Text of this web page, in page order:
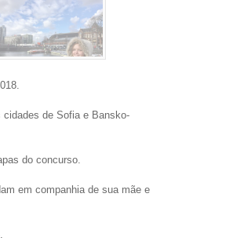
de Sofia e Bansko-
do concurso.
em companhia de sua mãe e